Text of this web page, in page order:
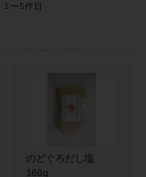
1〜5件目
のどぐろだし塩
160g